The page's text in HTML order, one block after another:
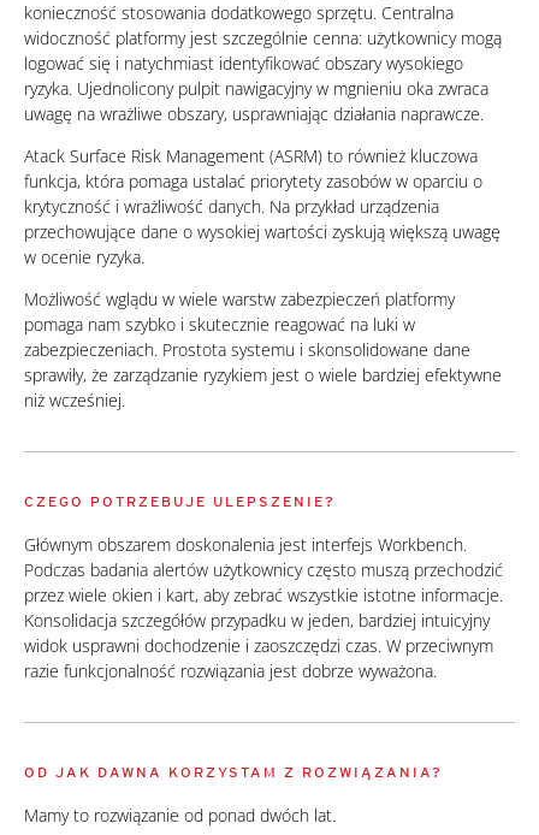
konieczność stosowania dodatkowego sprzętu. Centralna
widoczność platformy jest szczególnie cenna: użytkownicy mogą
logować się i natychmiast identyfikować obszary wysokiego
ryzyka. Ujednolicony pulpit nawigacyjny w mgnieniu oka zwraca
uwagę na wrażliwe obszary, usprawniając działania naprawcze.
Atack Surface Risk Management (ASRM) to również kluczowa
funkcja, która pomaga ustalać priorytety zasobów w oparciu o
krytyczność i wrażliwość danych. Na przykład urządzenia
przechowujące dane o wysokiej wartości zyskują większą uwagę
w ocenie ryzyka.
Możliwość wglądu w wiele warstw zabezpieczeń platformy
pomaga nam szybko i skutecznie reagować na luki w
zabezpieczeniach. Prostota systemu i skonsolidowane dane
sprawiły, że zarządzanie ryzykiem jest o wiele bardziej efektywne
niż wcześniej.
CZEGO POTRZEBUJE ULEPSZENIE?
Głównym obszarem doskonalenia jest interfejs Workbench.
Podczas badania alertów użytkownicy często muszą przechodzić
przez wiele okien i kart, aby zebrać wszystkie istotne informacje.
Konsolidacja szczegółów przypadku w jeden, bardziej intuicyjny
widok usprawni dochodzenie i zaoszczędzi czas. W przeciwnym
razie funkcjonalność rozwiązania jest dobrze wyważona.
OD JAK DAWNA KORZYSTAM Z ROZWIĄZANIA?
Mamy to rozwiązanie od ponad dwóch lat.